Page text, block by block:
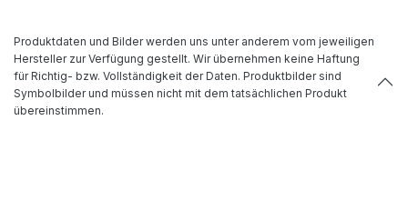
Produktdaten und Bilder werden uns unter anderem vom jeweiligen
Hersteller zur Verfügung gestellt. Wir übernehmen keine Haftung
für Richtig- bzw. Vollständigkeit der Daten. Produktbilder sind
Symbolbilder und müssen nicht mit dem tatsächlichen Produkt
übereinstimmen.